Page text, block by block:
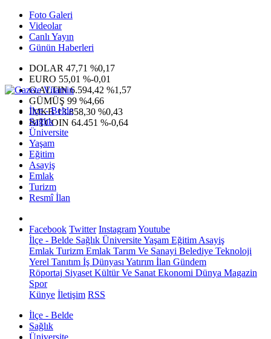
Foto Galeri
Videolar
Canlı Yayın
Günün Haberleri
DOLAR 47,71 %0,17
EURO 55,01 %-0,01
G.ALTIN6.594,42 %1,57
GÜMÜŞ 99 %4,66
IMKB13.858,30 %0,43
BITCOIN 64.451 %-0,64
İlçe - Belde
Sağlık
Üniversite
Yaşam
Eğitim
Asayiş
Emlak
Turizm
Resmî İlan
Facebook Twitter InstagramYoutube
İlçe - Belde Sağlık ÜniversiteYaşam Eğitim Asayiş
Emlak Turizm Emlak Tarım Ve Sanayi Belediye Teknoloji
Yerel Tanıtım İş Dünyası Yatırım İlan Gündem
Röportaj Siyaset Kültür Ve Sanat Ekonomi Dünya Magazin
Spor
Künye İletişim RSS
İlçe - Belde
Sağlık
Üniversite